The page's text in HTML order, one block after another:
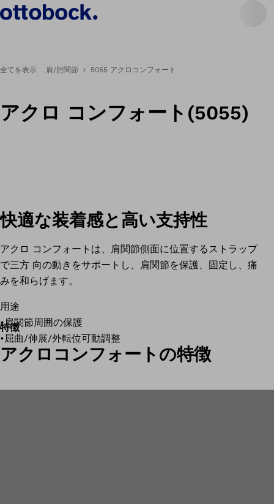
全てを表示 肩/肘関節 5055 アクロコンフォート
アクロ コンフォート(5055)
快適な装着感と高い支持性
アクロ コンフォートは、肩関節側面に位置するストラップ
で三方 向の動きをサポートし、肩関節を保護、固定し、痛
みを和らげます。
用途
•肩関節周囲の保護
•屈曲/伸展/外転位可動調整
特徴
アクロコンフォートの特徴